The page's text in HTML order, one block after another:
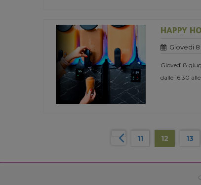
HAPPY
Giovedi
Giovedì 8
dalle 16:30
11 12 13